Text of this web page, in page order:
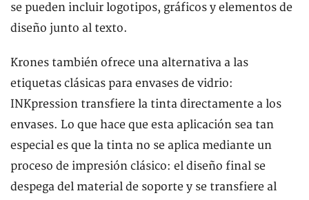
se pueden incluir logotipos, gráficos y elementos de
diseño junto al texto.
Krones también ofrece una alternativa a las
etiquetas clásicas para envases de vidrio:
INKpression transfiere la tinta directamente a los
envases. Lo que hace que esta aplicación sea tan
especial es que la tinta no se aplica mediante un
proceso de impresión clásico: el diseño final se
despega del material de soporte y se transfiere al